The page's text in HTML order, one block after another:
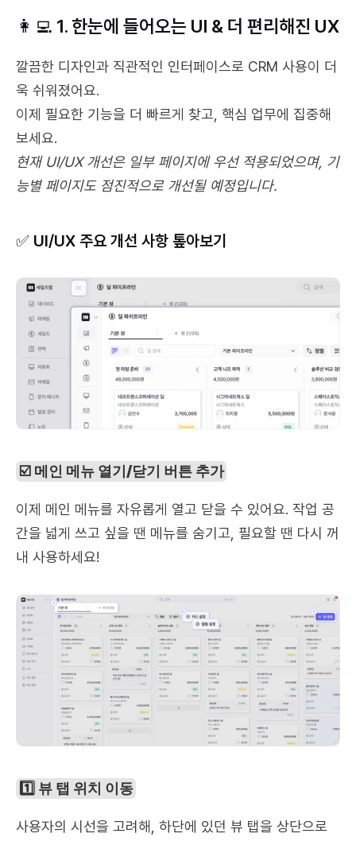
👩‍💻 1. 한눈에 들어오는 UI & 더 편리해진 UX
깔끔한 디자인과 직관적인 인터페이스로 CRM 사용이 더
욱 쉬워졌어요.
이제 필요한 기능을 더 빠르게 찾고, 핵심 업무에 집중해
보세요.
현재 UI/UX 개선은 일부 페이지에 우선 적용되었으며, 기
능별 페이지도 점진적으로 개선될 예정입니다.
✅ UI/UX 주요 개선 사항 톺아보기
☑️ 메인 메뉴 열기/닫기 버튼 추가
이제 메인 메뉴를 자유롭게 열고 닫을 수 있어요. 작업 공
간을 넓게 쓰고 싶을 땐 메뉴를 숨기고, 필요할 땐 다시 꺼
내 사용하세요!
1️⃣ 뷰 탭 위치 이동
사용자의 시선을 고려해, 하단에 있던 뷰 탭을 상단으로